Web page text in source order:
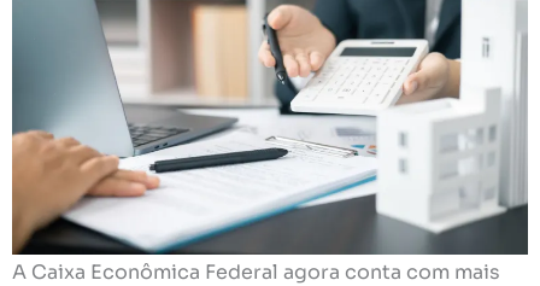
A Caixa Econômica Federal agora conta com mais